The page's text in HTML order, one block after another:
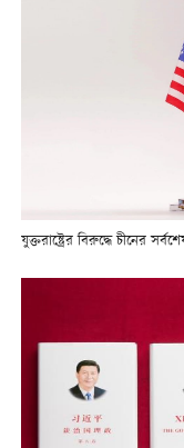
যুক্তরাষ্ট্রের বিরুদ্ধে চীনের